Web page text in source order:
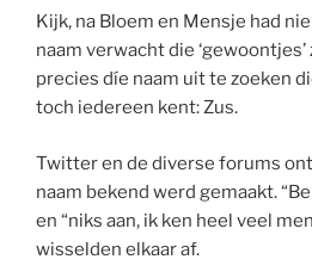
Kijk, na Bloem en Mensje had
naam verwacht die
precies díe naam uit te zoeken
toch iedereen kent: Zus.
Twitter en de diverse forums
naam bekend werd gemaakt.
en “niks aan, ik ken heel veel
wisselden elkaar af.